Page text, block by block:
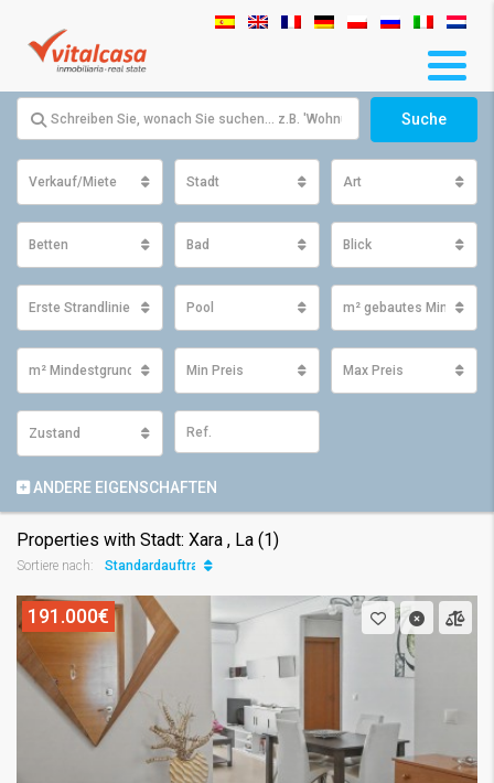
Suche
Verkauf/Miete Stadt Art
Betten Bad Blick
Erste Strandlinie Pool m² gebautes Minimum
m² Mindestgrundfläche Min Preis Max Preis
Zustand
ANDERE EIGENSCHAFTEN
Properties with Stadt: Xara , La (1)
Sortiere nach: Standardauftrag
191.000€